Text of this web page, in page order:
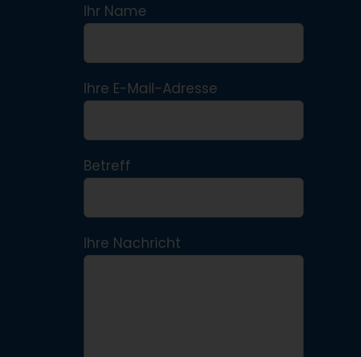
Ihr Name
Ihre E-Mail-Adresse
Betreff
Ihre Nachricht